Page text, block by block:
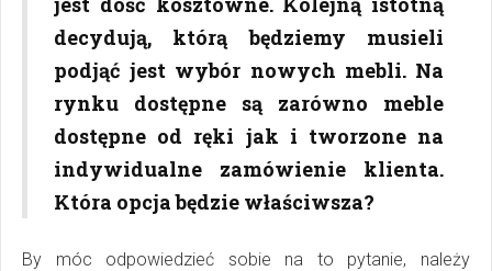
decydują, którą będziemy musieli
podjąć jest wybór nowych mebli. Na
rynku dostępne są zarówno meble
dostępne od ręki jak i tworzone na
indywidualne zamówienie klienta.
Która opcja będzie właściwsza?
By móc odpowiedzieć sobie na to pytanie, należy